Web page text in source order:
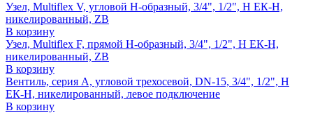
Узел, Multiflex V, угловой H-образный, 3/4", 1/2", Н ЕК-Н,
никелированный, ZB
В корзину
Узел, Multiflex F, прямой H-образный, 3/4", 1/2", Н ЕК-Н,
никелированный, ZB
В корзину
Вентиль, серия A, угловой трехосевой, DN-15, 3/4", 1/2", Н
ЕК-Н, никелированный, левое подключение
В корзину